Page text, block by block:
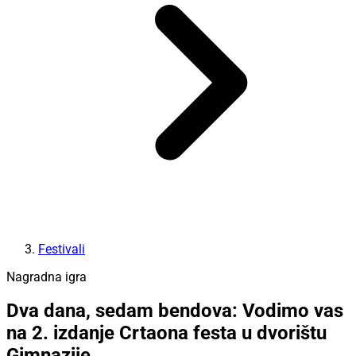
Festivali
Nagradna igra
Dva dana, sedam bendova: Vodimo vas
na 2. izdanje Crtaona festa u dvorištu